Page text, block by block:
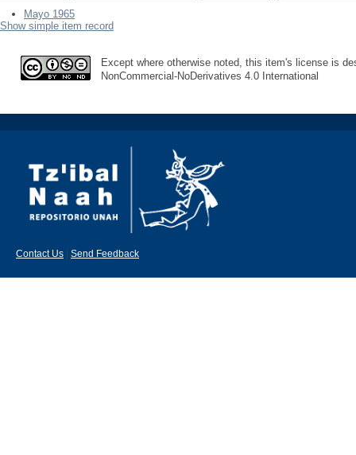
Mayo 1965
Show simple item record
Except where otherwise noted, this item's license is
NonCommercial-NoDerivatives 4.0 International
Contact Us Send Feedback